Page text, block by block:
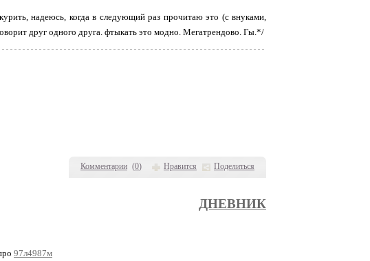
Комментарии (0) Нравится Поделиться
надеюсь, когда в следующий раз прочитаю это (с внуками,
друг одного друга. фтыкать это модно. Мегатрендово. Гы.*/
ДНЕВНИК
97л4987м